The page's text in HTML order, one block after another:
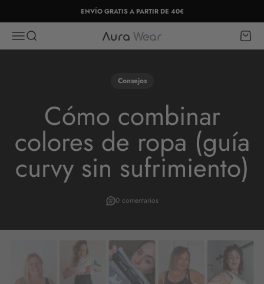
ENVÍO GRATIS A PARTIR DE 40€
Abrir menú de navegación
Abrir búsqueda Aura Wear Abrir
Consejos
Cómo combinar
colores de ropa (guía
curvy sin sufrimiento)
0 comentarios